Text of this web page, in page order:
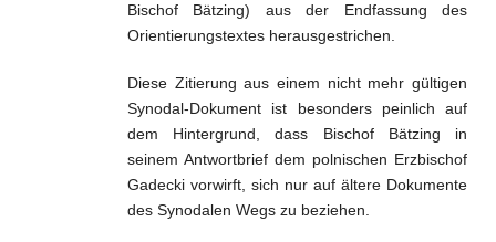
Bischof Bätzing) aus der Endfassung des
Orientierungstextes herausgestrichen.
Diese Zitierung aus einem nicht mehr gültigen
Synodal-Dokument ist besonders peinlich auf
dem Hintergrund, dass Bischof Bätzing in
seinem Antwortbrief dem polnischen Erzbischof
Gadecki vorwirft, sich nur auf ältere Dokumente
des Synodalen Wegs zu beziehen.